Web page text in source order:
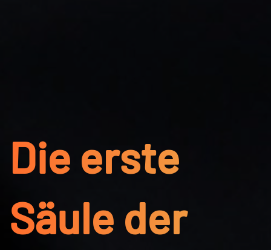
Die erste
Säule der